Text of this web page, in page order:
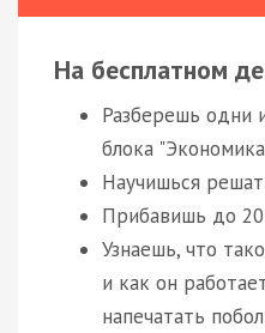
На бесплатном
Разберешь одни
блока
Научишься
Прибавишь до 20
Узнаешь, что
и как он
напечатать